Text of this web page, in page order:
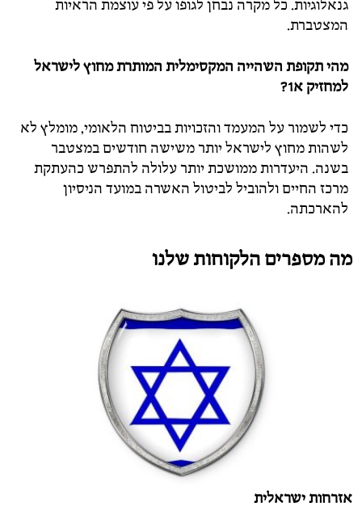
גנאלוגיות. כל מקרה נבחן לגופו על פי עוצמת הראיות
המצטברת.
מהי תקופת השהייה המקסימלית המותרת מחוץ לישראל
למחזיק א1?
כדי לשמור על המעמד והזכויות בביטוח הלאומי, מומלץ לא
לשהות מחוץ לישראל יותר משישה חודשים במצטבר
בשנה. היעדרות ממושכת יותר עלולה להתפרש כהעתקת
מרכז החיים ולהוביל לביטול האשרה במועד הניסיון
להארכתה.
מה מספרים הלקוחות שלנו
אזרחות ישראלית